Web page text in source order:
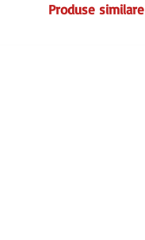
Produse similare